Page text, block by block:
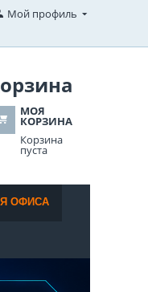
Мой профиль
МОЯ
КОРЗИНА
Корзина
пуста
ОФИСА